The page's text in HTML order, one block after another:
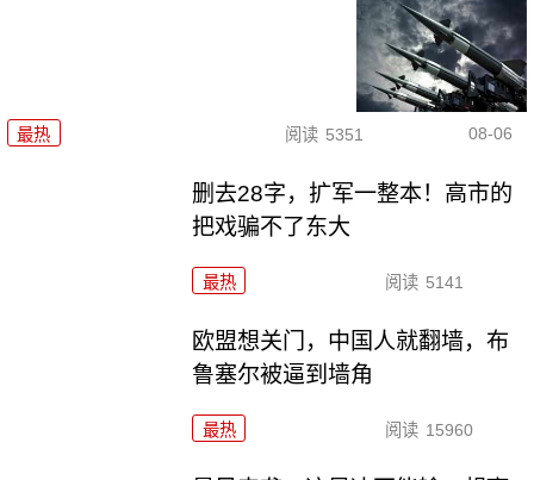
最热 阅读 5351 08-06
删去28字，扩军一整本！高市的
把戏骗不了东大
最热 阅读 5141
欧盟想关门，中国人就翻墙，布
鲁塞尔被逼到墙角
最热 阅读 15960